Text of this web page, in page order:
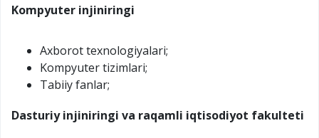
Kompyuter injiniringi
Axborot texnologiyalari;
Kompyuter tizimlari;
Tabiiy fanlar;
Dasturiy injiniringi va raqamli iqtisodiyot fakulteti